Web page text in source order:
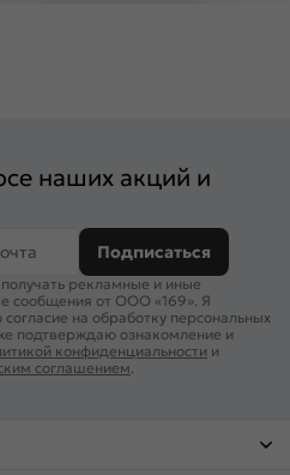
наших акций и
Подписаться
рекламные и иные
сообщения от ООО «169». Я
на обработку персональных
подтверждаю ознакомление и
конфиденциальности и
соглашением.